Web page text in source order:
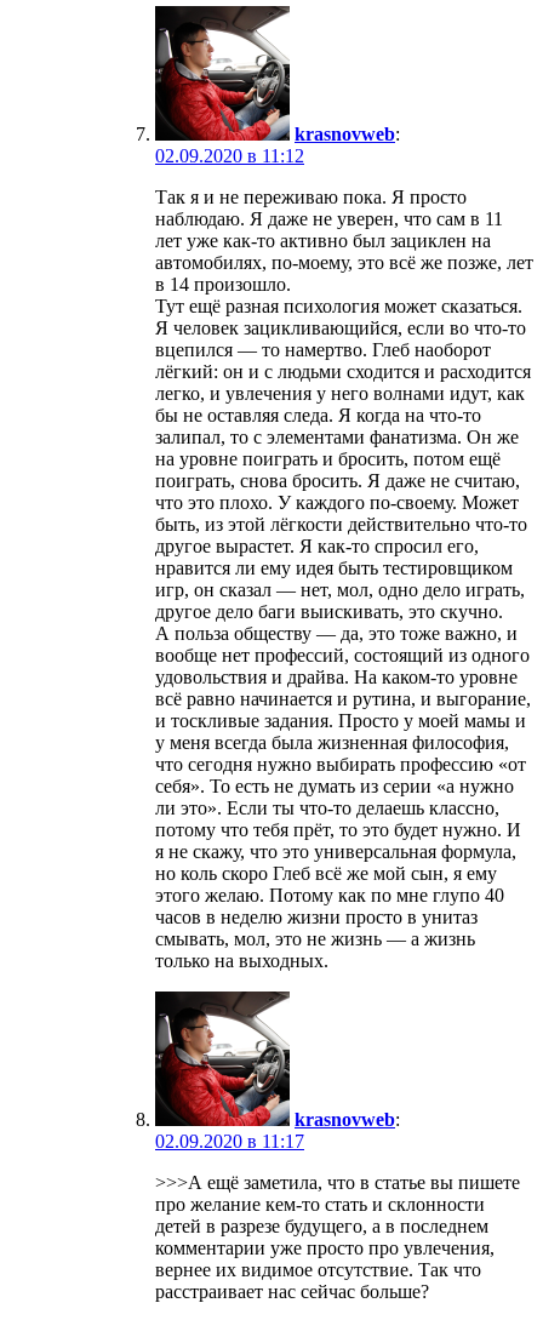
krasnovweb:
02.09.2020 в 11:12
Так я и не переживаю пока. Я просто
наблюдаю. Я даже не уверен, что сам в 11
лет уже как-то активно был зациклен на
автомобилях, по-моему, это всё же позже, лет
в 14 произошло.
Тут ещё разная психология может сказаться.
Я человек зацикливающийся, если во что-то
вцепился — то намертво. Глеб наоборот
лёгкий: он и с людьми сходится и расходится
легко, и увлечения у него волнами идут, как
бы не оставляя следа. Я когда на что-то
залипал, то с элементами фанатизма. Он же
на уровне поиграть и бросить, потом ещё
поиграть, снова бросить. Я даже не считаю,
что это плохо. У каждого по-своему. Может
быть, из этой лёгкости действительно что-то
другое вырастет. Я как-то спросил его,
нравится ли ему идея быть тестировщиком
игр, он сказал — нет, мол, одно дело играть,
другое дело баги выискивать, это скучно.
А польза обществу — да, это тоже важно, и
вообще нет профессий, состоящий из одного
удовольствия и драйва. На каком-то уровне
всё равно начинается и рутина, и выгорание,
и тоскливые задания. Просто у моей мамы и
у меня всегда была жизненная философия,
что сегодня нужно выбирать профессию «от
себя». То есть не думать из серии «а нужно
ли это». Если ты что-то делаешь классно,
потому что тебя прёт, то это будет нужно. И
я не скажу, что это универсальная формула,
но коль скоро Глеб всё же мой сын, я ему
этого желаю. Потому как по мне глупо 40
часов в неделю жизни просто в унитаз
смывать, мол, это не жизнь — а жизнь
только на выходных.
krasnovweb:
02.09.2020 в 11:17
>>>А ещё заметила, что в статье вы пишете
про желание кем-то стать и склонности
детей в разрезе будущего, а в последнем
комментарии уже просто про увлечения,
вернее их видимое отсутствие. Так что
расстраивает нас сейчас больше?